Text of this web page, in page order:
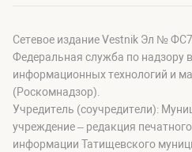
Сетевое издание Vestnik Эл №
Федеральная служба по надзору
информационных технологий и
(Роскомнадзор).
Учредитель (соучредители):
учреждение – редакция
информации Татищевского